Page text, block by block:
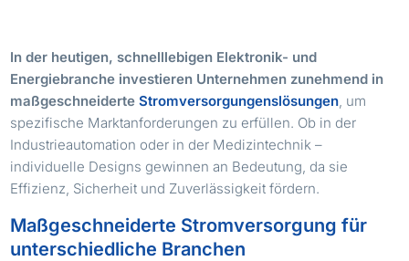
In der heutigen, schnelllebigen Elektronik- und
Energiebranche investieren Unternehmen zunehmend in
maßgeschneiderteStromversorgungenslösungen , um
spezifische Marktanforderungen zu erfüllen. Ob in der
Industrieautomation oder in der Medizintechnik –
individuelle Designs gewinnen an Bedeutung, da sie
Effizienz, Sicherheit und Zuverlässigkeit fördern.
Maßgeschneiderte Stromversorgung für
unterschiedliche Branchen